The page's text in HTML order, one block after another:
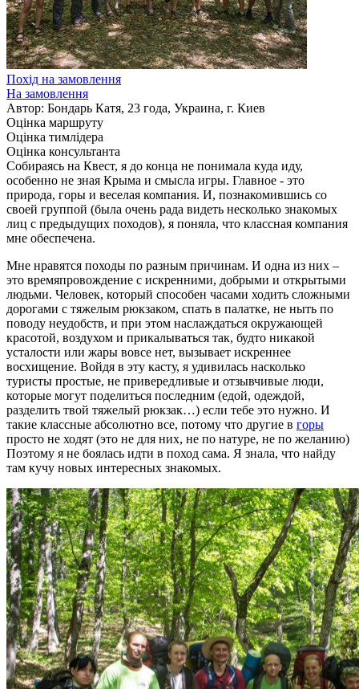
Похід на замовлення
На замовлення
Автор: Бондарь Катя, 23 года, Украина, г. Киев
Оцінка маршруту
Оцінка тимлідера
Оцінка консультанта
Собираясь на Квест, я до конца не понимала куда иду,
особенно не зная Крыма и смысла игры. Главное - это
природа, горы и веселая компания. И, познакомившись со
своей группой (была очень рада видеть несколько знакомых
лиц с предыдущих походов), я поняла, что классная компания
мне обеспечена.
Мне нравятся походы по разным причинам. И одна из них –
это времяпровождение с искренними, добрыми и открытыми
людьми. Человек, который способен часами ходить сложными
дорогами с тяжелым рюкзаком, спать в палатке, не ныть по
поводу неудобств, и при этом наслаждаться окружающей
красотой, воздухом и прикалываться так, будто никакой
усталости или жары вовсе нет, вызывает искреннее
восхищение. Войдя в эту касту, я удивилась насколько
туристы простые, не привередливые и отзывчивые люди,
которые могут поделиться последним (едой, одеждой,
разделить твой тяжелый рюкзак…) если тебе это нужно. И
такие классные абсолютно все, потому что другие в горы
просто не ходят (это не для них, не по натуре, не по желанию)
Поэтому я не боялась идти в поход сама. Я знала, что найду
там кучу новых интересных знакомых.